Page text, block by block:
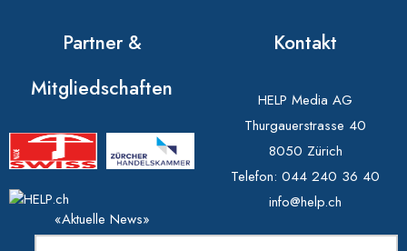
Partner &
Mitgliedschaften
«Aktuelle News»
Kontakt
HELP Media AG
Thurgauerstrasse 40
8050 Zürich
Telefon: 044 240 36 40
info@help.ch